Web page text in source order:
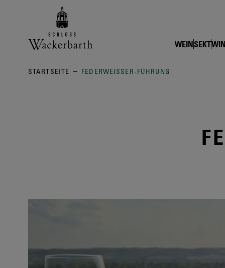
Zurück zur Startseite vom
WEINSEKT
STARTSEITE FEDERWEISSER-FÜHRUNG